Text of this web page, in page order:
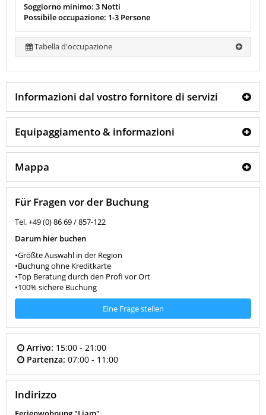
Soggiorno minimo: 3 Notti
Possibile occupazione: 1-3 Persone
Tabella d'occupazione
Informazioni dal vostro fornitore di servizi
Equipaggiamento & informazioni
Mappa
Für Fragen vor der Buchung
Tel. +49 (0) 86 69 / 857-122
Darum hier buchen
•Größte Auswahl in der Region
•Buchung ohne Kreditkarte
•Top Beratung durch den Profi vor Ort
•100% sichere Buchung
Eine Frage stellen
Arrivo: 15:00 - 21:00
Partenza: 07:00 - 11:00
Indirizzo